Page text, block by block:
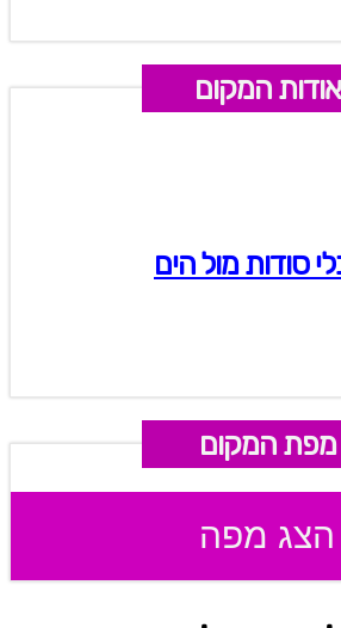
אודות המקום
סודות מול הים
מפת המקום
הצג מפה